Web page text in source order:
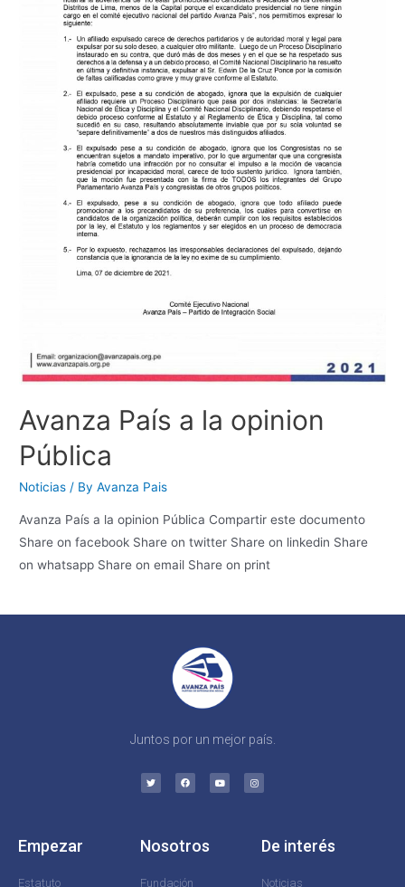
Avanza País a la opinion
Pública
Noticias / ByAvanza Pais
Avanza País a la opinion Pública Compartir este documento
Share on facebook Share on twitter Share on linkedin Share
on whatsapp Share on email Share on print
Juntos por un mejor país.
Empezar
Estatuto
Nosotros
Fundación
De interés
Noticias